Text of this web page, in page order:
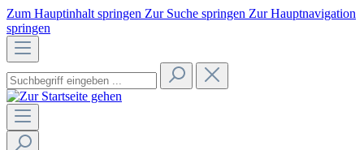
Zum Hauptinhalt springen Zur Suche springen Zur Hauptnavigation
springen